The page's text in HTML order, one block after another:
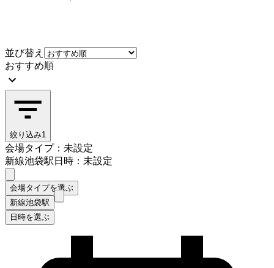
並び替え
おすすめ順
絞り込み1
会場タイプ：未設定
新線池袋駅日時：未設定
会場タイプを選ぶ
新線池袋駅
日時を選ぶ